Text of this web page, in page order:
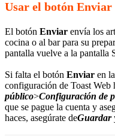
Usar el botón Enviar
El botón Enviar envía los
cocina o al bar para su
pantalla vuelve a la pantalla
Si falta el botón Enviar en
configuración de Toast Web
público>Configuración de
que se pague la cuenta y
haces, asegúrate deGuardar